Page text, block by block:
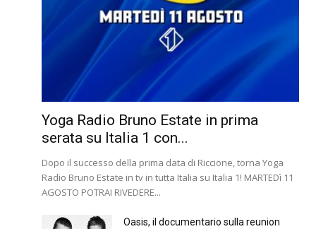
Yoga Radio Bruno Estate in prima
serata su Italia 1 con...
Dopo il successo della prima data di Riccione, torna Yoga
Radio Bruno Estate in tv in tutta Italia su Italia 1! MARTEDì 11
AGOSTO POTRAI RIVEDERE...
Oasis, il documentario sulla reunion